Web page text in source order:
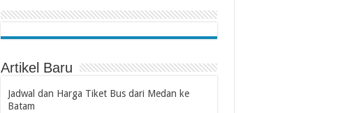
Artikel Baru
Jadwal dan Harga Tiket Bus dari Medan ke
Batam